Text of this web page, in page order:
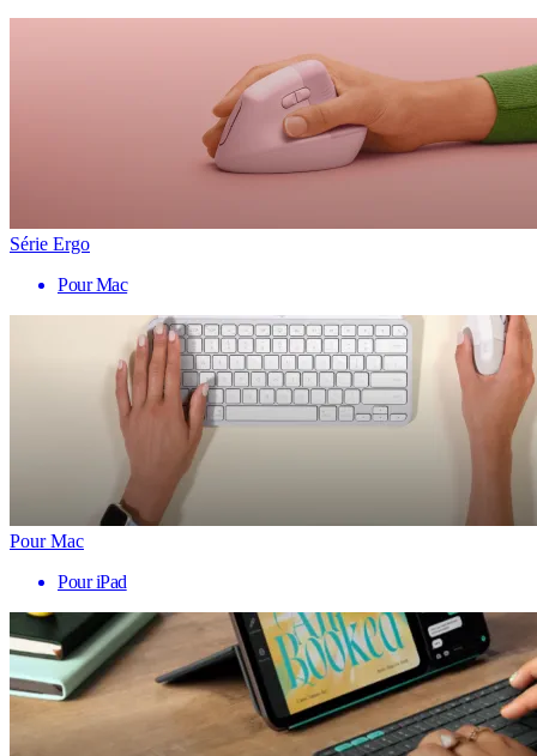
Série Ergo
Pour Mac
Pour Mac
Pour iPad